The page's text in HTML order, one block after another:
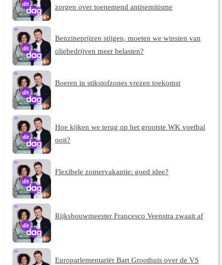
zorgen over toenemend antisemitisme
Benzineprijzen stijgen, moeten we winsten van
oliebedrijven meer belasten?
Boeren in stikstofzones vrezen toekomst
Hoe kijken we terug op het grootste WK voetbal
ooit?
Flexibele zomervakantie: goed idee?
Rijksbouwmeester Francesco Veenstra zwaait af
Europarlementariër Bart Groothuis over de VS